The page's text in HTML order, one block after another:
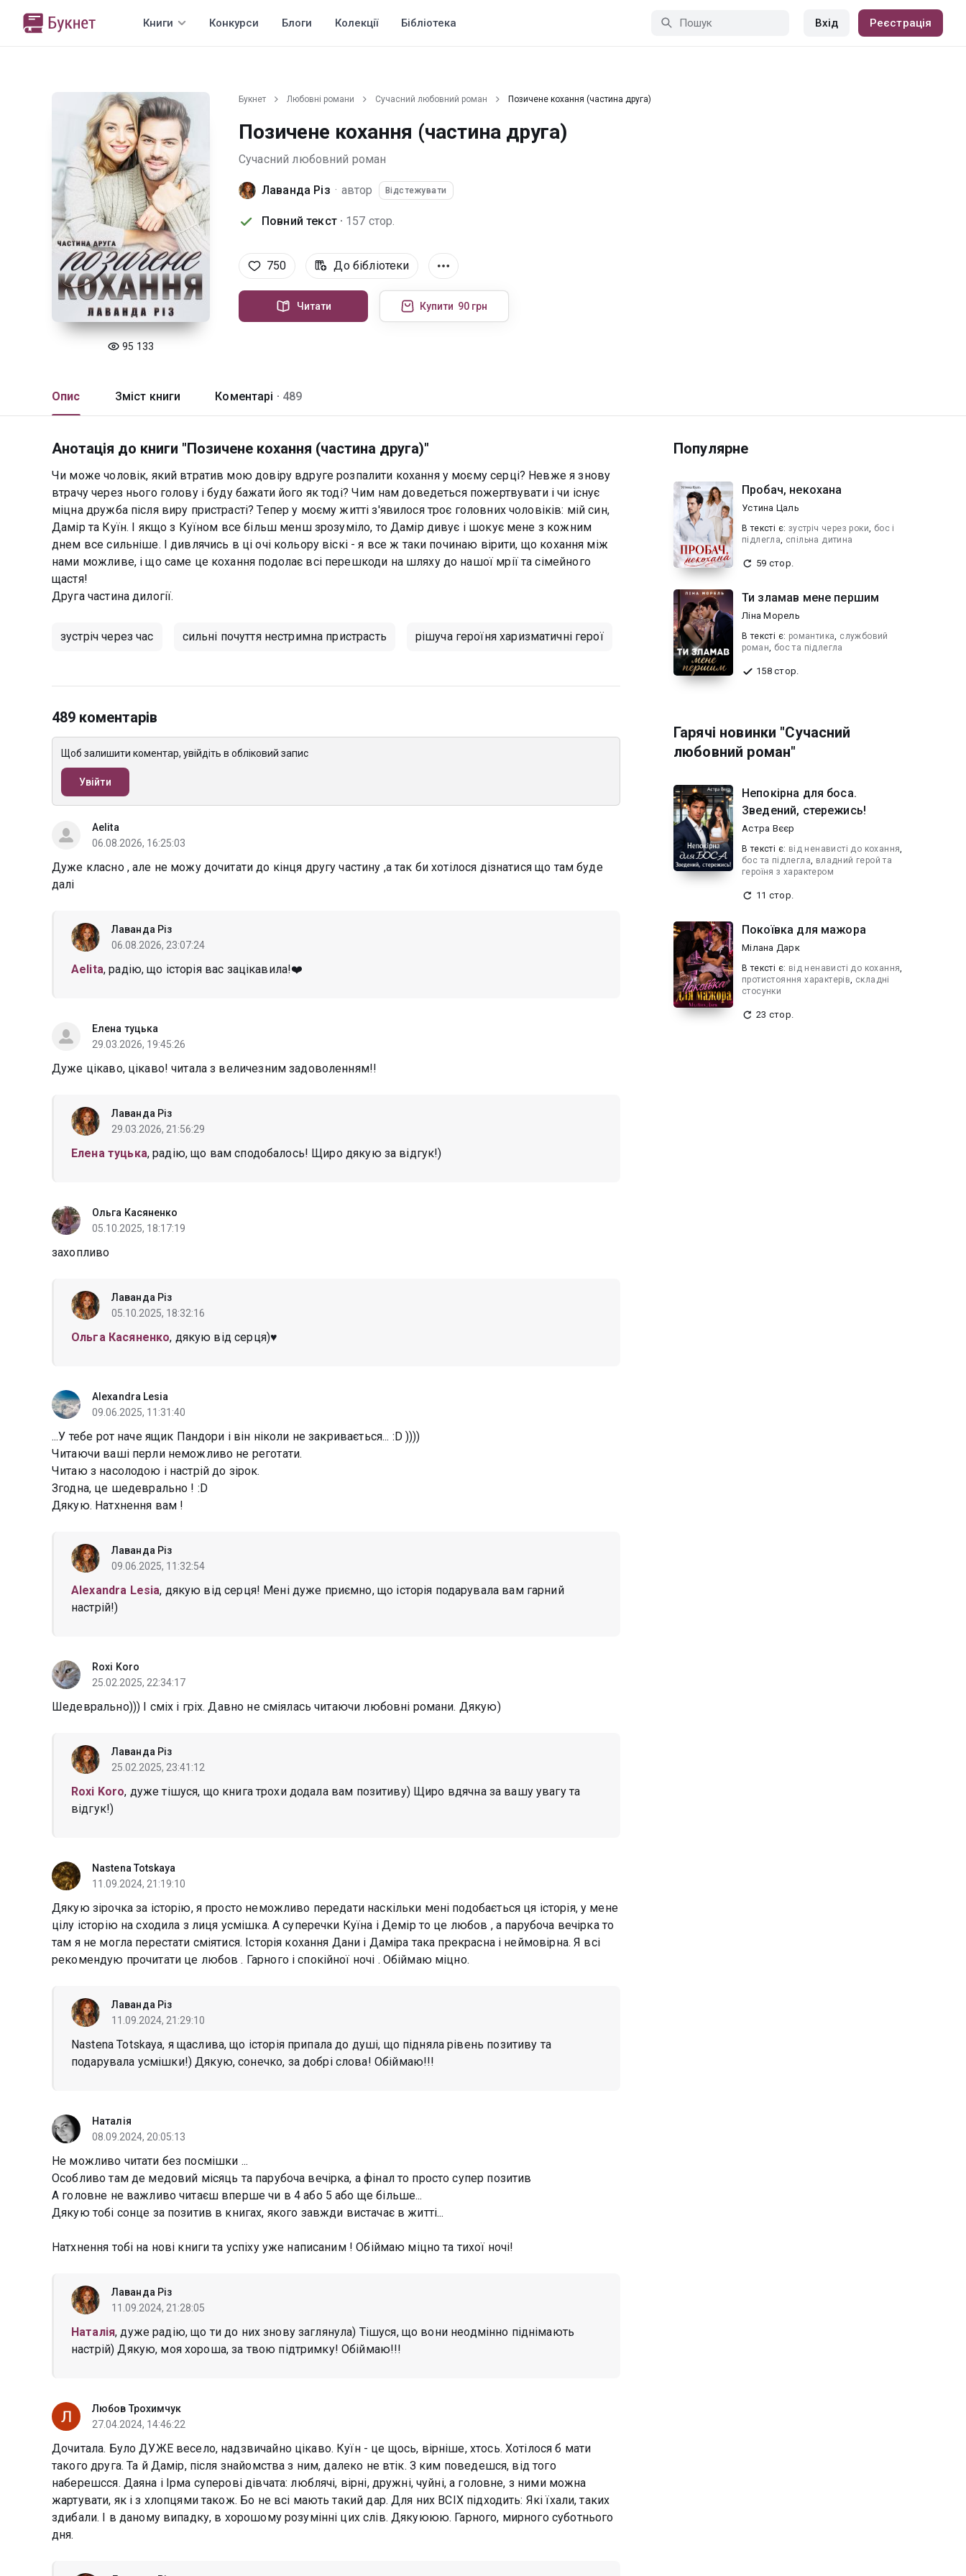
Книги Конкурси Блоги Колекції Бібліотека Вхід Реєстрація
95 133
Букнет Любовні романи Сучасний любовний роман Позичене кохання (частина друга)
Позичене кохання (частина друга)
Сучасний любовний роман
Лаванда Різ · автор Відстежувати
Повний текст · 157 стор.
750 До бібліотеки
Читати Купити 90 грн
Опис Зміст книги Коментарі · 489
Анотація до книги "Позичене кохання (частина друга)"
Чи може чоловік, який втратив мою довіру вдруге розпалити кохання у моєму серці? Невже я знову
втрачу через нього голову і буду бажати його як тоді? Чим нам доведеться пожертвувати і чи існує
міцна дружба після виру пристрасті? Тепер у моєму житті з'явилося троє головних чоловіків: мій син,
Дамір та Куїн. І якщо з Куїном все більш менш зрозуміло, то Дамір дивує і шокує мене з кожним
днем все сильніше. І дивлячись в ці очі кольору віскі - я все ж таки починаю вірити, що кохання між
нами можливе, і що саме це кохання подолає всі перешкоди на шляху до нашої мрії та сімейного
щастя!
Друга частина дилогії.
зустріч через час сильні почуття нестримна пристрасть рішуча героїня харизматичні герої
489 коментарів
Щоб залишити коментар, увійдіть в обліковий запис
Увійти
Aelita
06.08.2026, 16:25:03
Дуже класно , але не можу дочитати до кінця другу частину ,а так би хотілося дізнатися що там буде
далі
Лаванда Різ
06.08.2026, 23:07:24
Aelita, радію, що історія вас зацікавила!❤️
Елена туцька
29.03.2026, 19:45:26
Дуже цікаво, цікаво! читала з величезним задоволенням!!
Лаванда Різ
29.03.2026, 21:56:29
Елена туцька, радію, що вам сподобалось! Щиро дякую за відгук!)
Ольга Касяненко
05.10.2025, 18:17:19
захопливо
Лаванда Різ
05.10.2025, 18:32:16
Ольга Касяненко, дякую від серця)♥️
Alexandra Lesia
09.06.2025, 11:31:40
...У тебе рот наче ящик Пандори і він ніколи не закривається... :D ))))
Читаючи ваші перли неможливо не реготати.
Читаю з насолодою і настрій до зірок.
Згодна, це шедеврально ! :D
Дякую. Натхнення вам !
Лаванда Різ
09.06.2025, 11:32:54
Alexandra Lesia, дякую від серця! Мені дуже приємно, що історія подарувала вам гарний
настрій!)
Roxi Koro
25.02.2025, 22:34:17
Шедеврально))) І сміх і гріх. Давно не сміялась читаючи любовні романи. Дякую)
Лаванда Різ
25.02.2025, 23:41:12
Roxi Koro, дуже тішуся, що книга трохи додала вам позитиву) Щиро вдячна за вашу увагу та
відгук!)
Nastena Totskaya
11.09.2024, 21:19:10
Дякую зірочка за історію, я просто неможливо передати наскільки мені подобається ця історія, у мене
цілу історію на сходила з лиця усмішка. А суперечки Куїна і Демір то це любов , а парубоча вечірка то
там я не могла перестати сміятися. Історія кохання Дани і Даміра така прекрасна і неймовірна. Я всі
рекомендую прочитати це любов . Гарного і спокійної ночі . Обіймаю міцно.
Лаванда Різ
11.09.2024, 21:29:10
Nastena Totskaya, я щаслива, що історія припала до душі, що підняла рівень позитиву та
подарувала усмішки!) Дякую, сонечко, за добрі слова! Обіймаю!!!
Наталія
08.09.2024, 20:05:13
Не можливо читати без посмішки ...
Особливо там де медовий місяць та парубоча вечірка, а фінал то просто супер позитив
А головне не важливо читаєш вперше чи в 4 або 5 або ще більше...
Дякую тобі сонце за позитив в книгах, якого завжди вистачає в житті...
Натхнення тобі на нові книги та успіху уже написаним ! Обіймаю міцно та тихої ночі!
Лаванда Різ
11.09.2024, 21:28:05
Наталія, дуже радію, що ти до них знову заглянула) Тішуся, що вони неодмінно піднімають
настрій) Дякую, моя хороша, за твою підтримку! Обіймаю!!!
Любов Трохимчук
27.04.2024, 14:46:22
Дочитала. Було ДУЖЕ весело, надзвичайно цікаво. Куїн - це щось, вірніше, хтось. Хотілося б мати
такого друга. Та й Дамір, після знайомства з ним, далеко не втік. З ким поведешся, від того
наберешсся. Даяна і Ірма суперові дівчата: люблячі, вірні, дружні, чуйні, а головне, з ними можна
жартувати, як і з хлопцями також. Бо не всі мають такий дар. Для них ВСІХ підходить: Які їхали, таких
здибали. І в даному випадку, в хорошому розумінні цих слів. Дякуююю. Гарного, мирного суботнього
дня.
Популярне
Пробач, некохана
Устина Цаль
В текcті є: зустріч через роки, бос і
підлегла, спільна дитина
59 стор.
Ти зламав мене першим
Ліна Морель
В текcті є: романтика, службовий
роман, бос та підлегла
158 стор.
Гарячі новинки "Сучасний
любовний роман"
Непокірна для боса.
Зведений, стережись!
Астра Вєєр
В текcті є: від ненависті до кохання,
бос та підлегла, владний герой та
героїня з характером
11 стор.
Покоївка для мажора
Мілана Дарк
В текcті є: від ненависті до кохання,
протистояння характерів, складні
стосунки
23 стор.